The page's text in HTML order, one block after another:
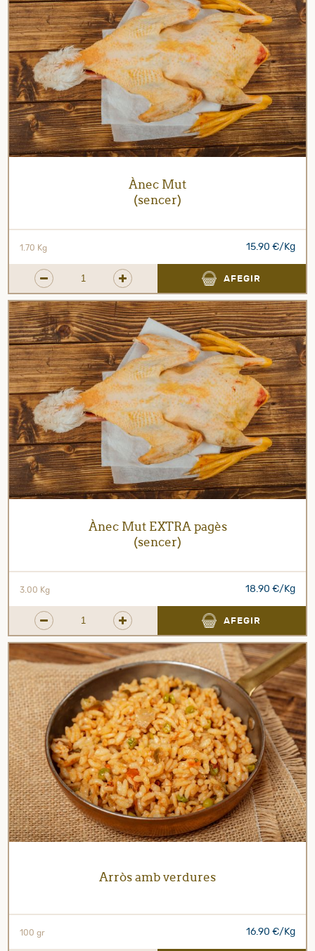
Ànec Mut
(sencer)
1.70 Kg 15.90 €/Kg
AFEGIR
Ànec Mut EXTRA pagès
(sencer)
3.00 Kg 18.90 €/Kg
AFEGIR
Arròs amb verdures
100 gr 16.90 €/Kg